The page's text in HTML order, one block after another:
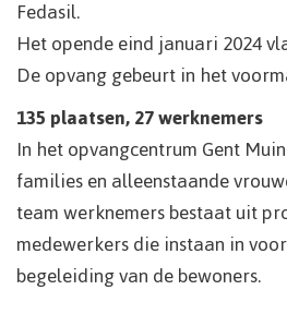
Fedasil.
Het opende eind januari 2024
De opvang gebeurt in het
135 plaatsen, 27 werknemers
In het opvangcentrum Gent
families en alleenstaande
team werknemers bestaat uit
medewerkers die instaan in
begeleiding van de bewoners.